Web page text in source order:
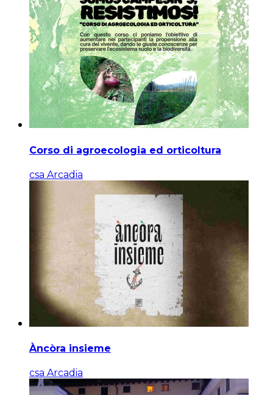
Corso di agroecologia ed orticoltura
csa Arcadia
Àncòra insieme
csa Arcadia